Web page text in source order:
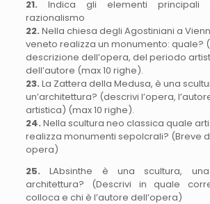
21. Indica gli elementi
razionalismo
22. Nella chiesa degli Agostiniani a
veneto realizza un monumento: quale?
descrizione dell’opera, del periodo
dell’autore (max 10 righe).
23. La Zattera della Medusa, è una
un’architettura? (descrivi l’opera,
artistica) (max 10 righe).
24. Nella scultura neo classica quale
realizza monumenti sepolcrali? (Breve
opera)
25.LAbsinthe è una scultura,
architettura? (Descrivi in quale
colloca e chi è l’autore dell’opera)